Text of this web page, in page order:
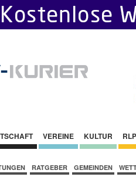
VEREINE KULTUR RLP
RATGEBER GEMEINDEN